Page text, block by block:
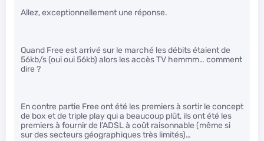
Allez, exceptionnellement une réponse.
Quand Free est arrivé sur le marché les débits étaient de
56kb/s (oui oui 56kb) alors les accès TV hemmm… comment
dire ?
En contre partie Free ont été les premiers à sortir le concept
de box et de triple play qui a beaucoup plût, ils ont été les
premiers à fournir de l’ADSL à coût raisonnable (même si
sur des secteurs géographiques très limités)…